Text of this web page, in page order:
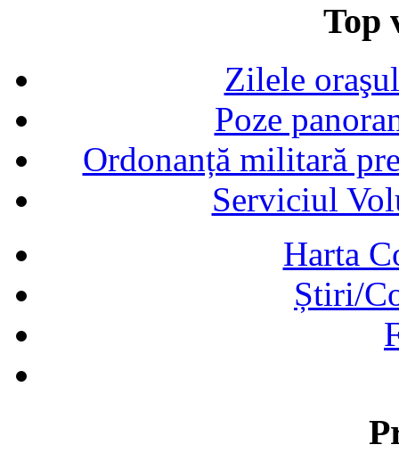
Top
Zilele
Poze
Ordonanță militară
Serviciul
Harta
Știri/